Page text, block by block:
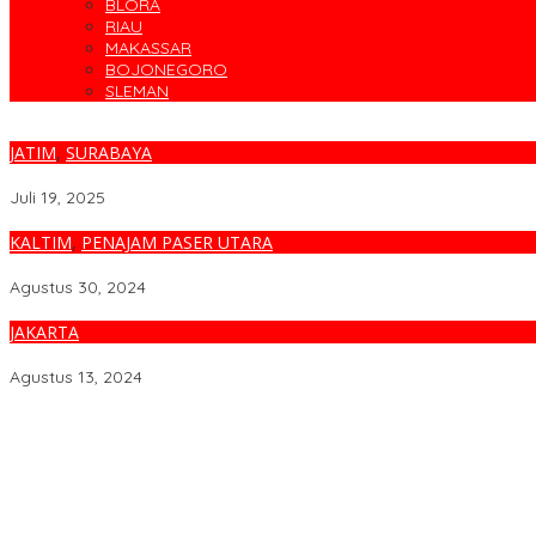
BLORA
RIAU
MAKASSAR
BOJONEGORO
SLEMAN
JATIM, SURABAYA
Juli 19, 2025
KALTIM, PENAJAM PASER UTARA
Agustus 30, 2024
JAKARTA
Agustus 13, 2024